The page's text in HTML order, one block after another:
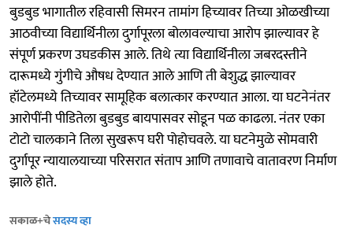
बुडबुड भागातील रहिवासी सिमरन तामांग हिच्यावर तिच्या ओळखीच्या
आठवीच्या विद्यार्थिनीला दुर्गापूरला बोलावल्याचा आरोप झाल्यावर हे
संपूर्ण प्रकरण उघडकीस आले. तिथे त्या विद्यार्थिनीला जबरदस्तीने
दारूमध्ये गुंगीचे औषध देण्यात आले आणि ती बेशुद्ध झाल्यावर
हॉटेलमध्ये तिच्यावर सामूहिक बलात्कार करण्यात आला. या घटनेनंतर
आरोपींनी पीडितेला बुडबुड बायपासवर सोडून पळ काढला. नंतर एका
टोटो चालकाने तिला सुखरूप घरी पोहोचवले. या घटनेमुळे सोमवारी
दुर्गापूर न्यायालयाच्या परिसरात संताप आणि तणावाचे वातावरण निर्माण
झाले होते.
सकाळ+चेसदस्य व्हा